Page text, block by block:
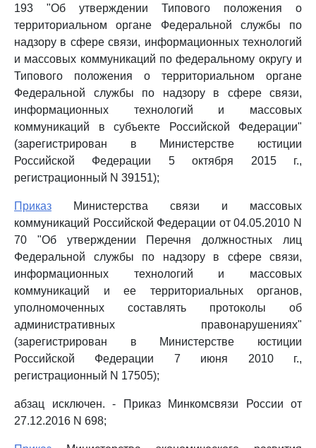
193 "Об утверждении Типового положения о
территориальном органе Федеральной службы по
надзору в сфере связи, информационных технологий
и массовых коммуникаций по федеральному округу и
Типового положения о территориальном органе
Федеральной службы по надзору в сфере связи,
информационных технологий и массовых
коммуникаций в субъекте Российской Федерации"
(зарегистрирован в Министерстве юстиции
Российской Федерации 5 октября 2015 г.,
регистрационный N 39151);
Приказ Министерства связи и массовых
коммуникаций Российской Федерации от 04.05.2010 N
70 "Об утверждении Перечня должностных лиц
Федеральной службы по надзору в сфере связи,
информационных технологий и массовых
коммуникаций и ее территориальных органов,
уполномоченных составлять протоколы об
административных правонарушениях"
(зарегистрирован в Министерстве юстиции
Российской Федерации 7 июня 2010 г.,
регистрационный N 17505);
абзац исключен. - Приказ Минкомсвязи России от
27.12.2016 N 698;